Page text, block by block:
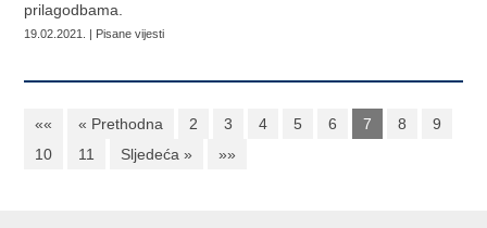
prilagodbama.
19.02.2021. | Pisane vijesti
«« « Prethodna 2 3 4 5 6 7 8
9
10
11 Sljedeća » »»